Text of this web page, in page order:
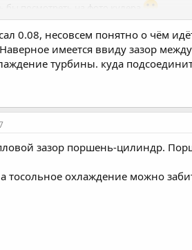
бы посмотреть на фото кулера
какое?
0.08, несовсем понятно о чём
имеется ввиду зазор
турбины. куда
зазор поршень-цилиндр.
тосольное охлаждение можно